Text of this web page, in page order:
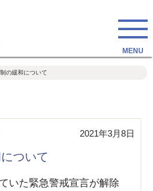
の緩和について
2021年3月8日
ついて
いた緊急警戒宣言が解除